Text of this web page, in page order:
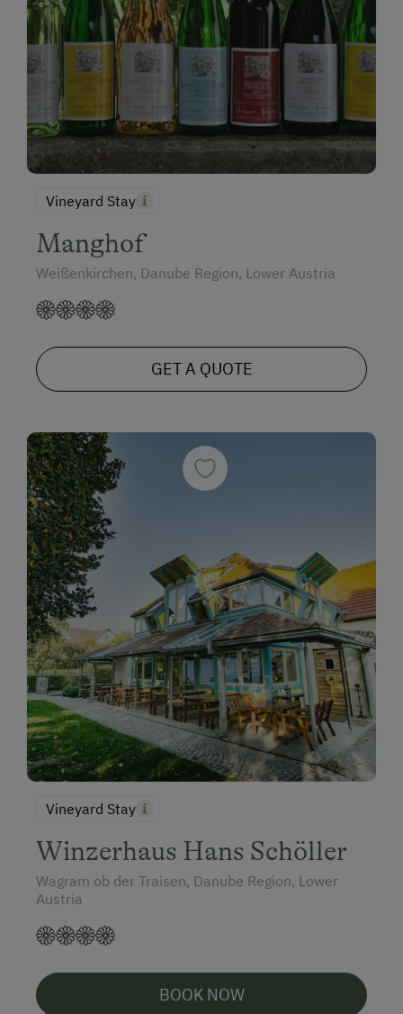
Vineyard Stay
Manghof
Weißenkirchen, Danube Region, Lower Austria
GET A QUOTE
Vineyard Stay
Winzerhaus Hans Schöller
Wagram ob der Traisen, Danube Region, Lower
Austria
BOOK NOW